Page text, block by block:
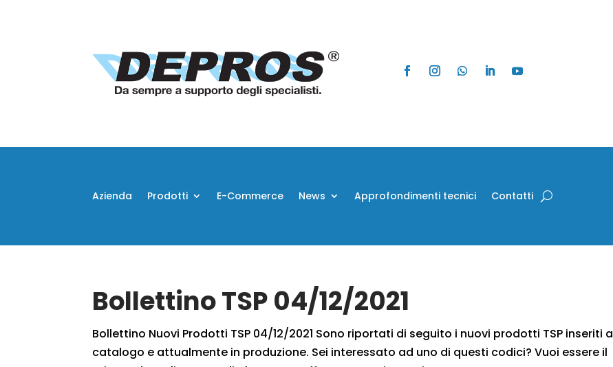
Azienda Prodotti E-Commerce News Approfondimenti tecnici Contatti
Bollettino TSP 04/12/2021
Bollettino Nuovi Prodotti TSP 04/12/2021 Sono riportati di seguito i nuovi prodotti TSP inseriti a
catalogo e attualmente in produzione. Sei interessato ad uno di questi codici? Vuoi essere il